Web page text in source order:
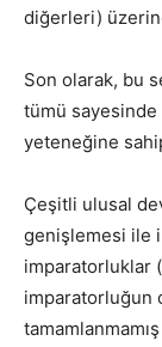
diğerleri)
Son olarak, bu
tümü sayesinde
yeteneğine
Çeşitli ulusal
genişlemesi ile
imparatorluklar
imparatorluğun